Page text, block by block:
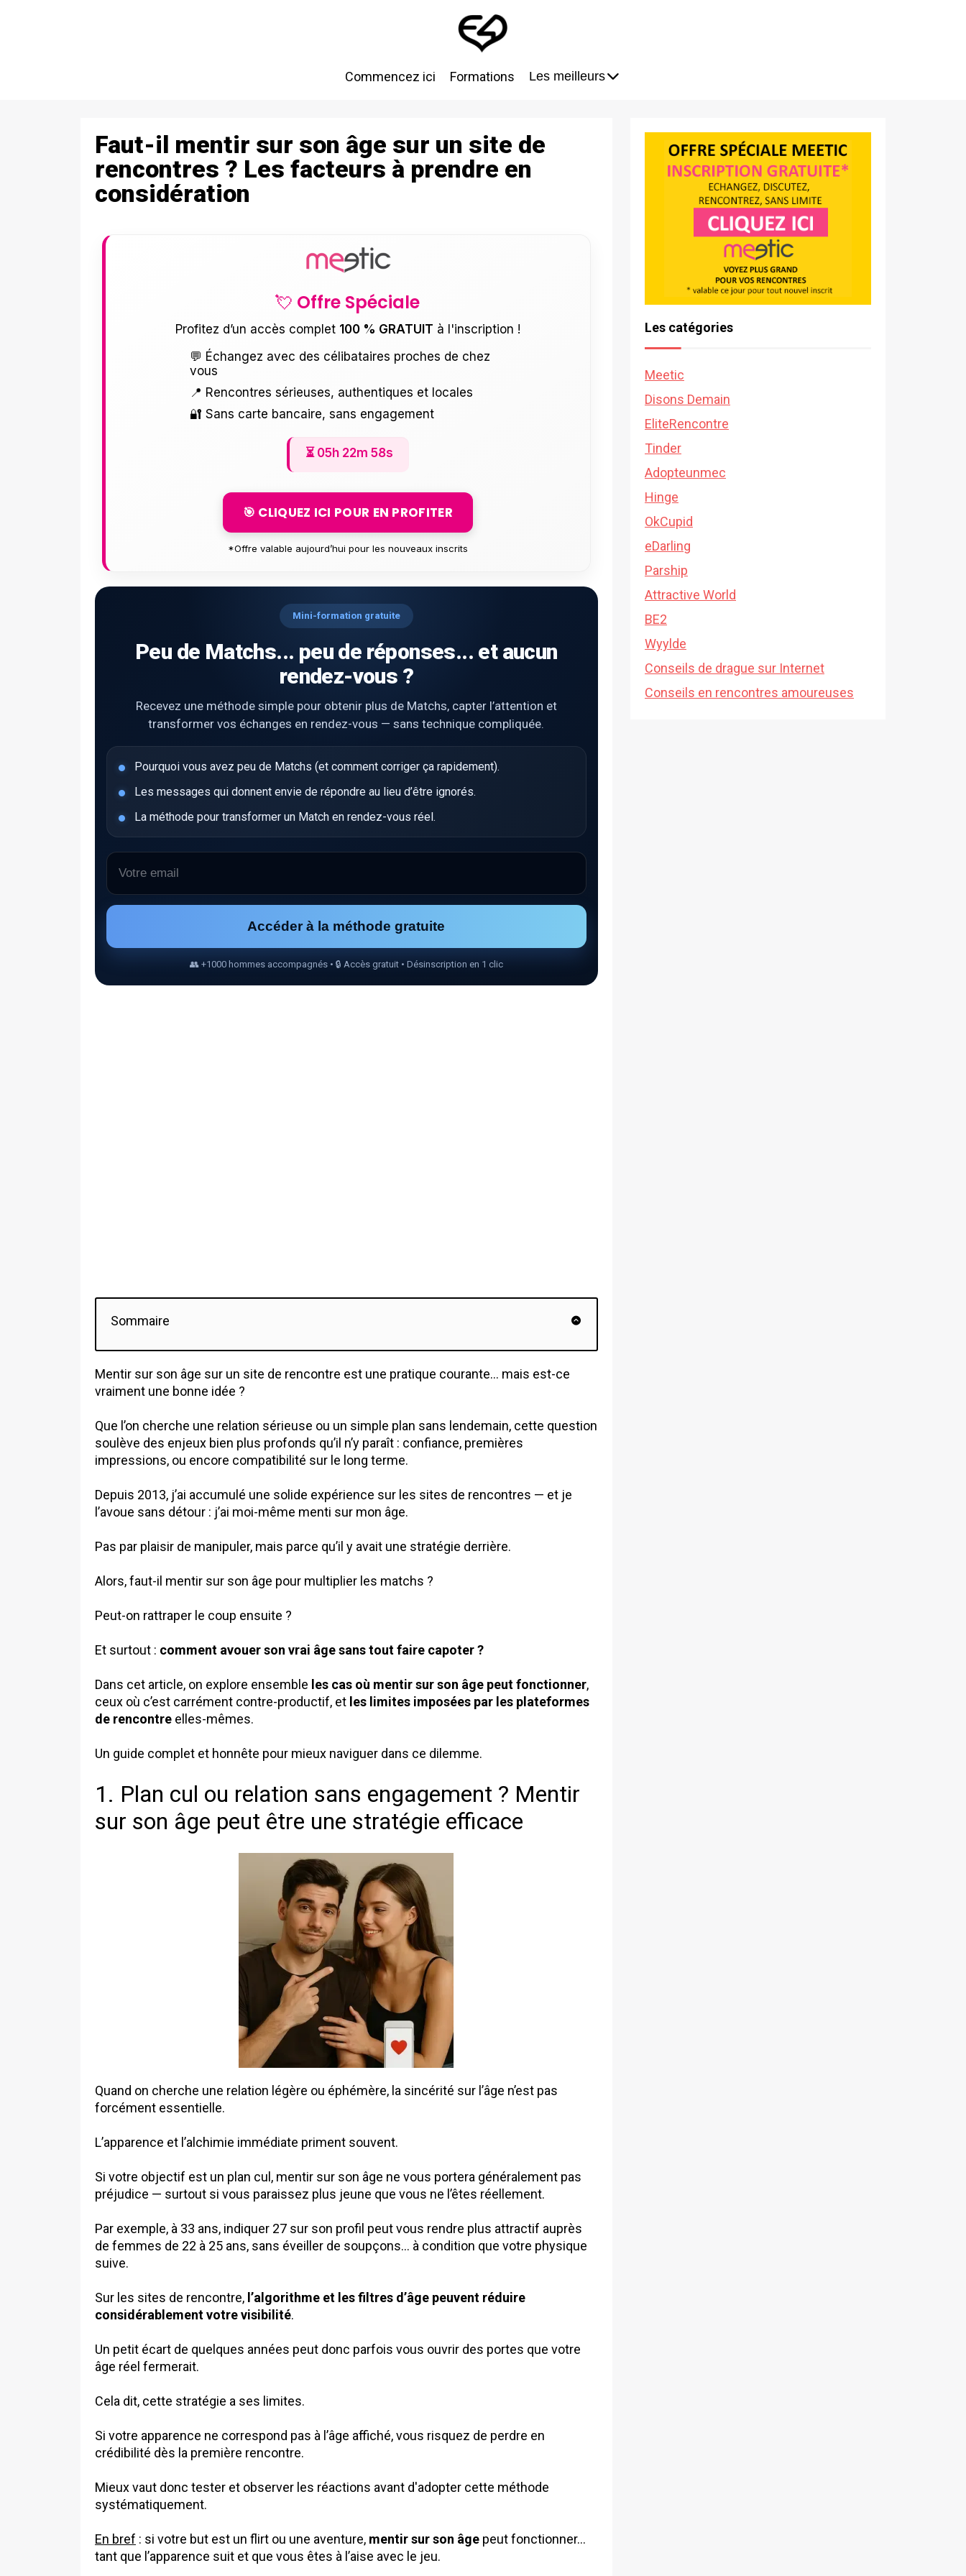
Commencez ici Formations Les meilleurs
Faut-il mentir sur son âge sur un site de
rencontres ? Les facteurs à prendre en
considération
💘 Offre Spéciale
Profitez d’un accès complet 100 % GRATUIT à l'inscription !
💬 Échangez avec des célibataires proches de chez
vous
📍 Rencontres sérieuses, authentiques et locales
🔐 Sans carte bancaire, sans engagement
⏳ 05h 22m 57s
🎯 CLIQUEZ ICI POUR EN PROFITER
*Offre valable aujourd’hui pour les nouveaux inscrits
Mini-formation gratuite
Peu de Matchs... peu de réponses... et aucun
rendez-vous ?
Recevez une méthode simple pour obtenir plus de Matchs, capter l’attention et
transformer vos échanges en rendez-vous — sans technique compliquée.
Pourquoi vous avez peu de Matchs (et comment corriger ça rapidement).
Les messages qui donnent envie de répondre au lieu d’être ignorés.
La méthode pour transformer un Match en rendez-vous réel.
Accéder à la méthode gratuite
👥 +1000 hommes accompagnés • 🔒 Accès gratuit • Désinscription en 1 clic
Sommaire
Mentir sur son âge sur un site de rencontre est une pratique courante… mais est-ce
vraiment une bonne idée ?
Que l’on cherche une relation sérieuse ou un simple plan sans lendemain, cette question
soulève des enjeux bien plus profonds qu’il n’y paraît : confiance, premières
impressions, ou encore compatibilité sur le long terme.
Depuis 2013, j’ai accumulé une solide expérience sur les sites de rencontres — et je
l’avoue sans détour : j’ai moi-même menti sur mon âge.
Pas par plaisir de manipuler, mais parce qu’il y avait une stratégie derrière.
Alors, faut-il mentir sur son âge pour multiplier les matchs ?
Peut-on rattraper le coup ensuite ?
Et surtout : comment avouer son vrai âge sans tout faire capoter ?
Dans cet article, on explore ensemble les cas où mentir sur son âge peut fonctionner,
ceux où c’est carrément contre-productif, et les limites imposées par les plateformes
de rencontre elles-mêmes.
Un guide complet et honnête pour mieux naviguer dans ce dilemme.
1. Plan cul ou relation sans engagement ? Mentir
sur son âge peut être une stratégie efficace
Quand on cherche une relation légère ou éphémère, la sincérité sur l’âge n’est pas
forcément essentielle.
L’apparence et l’alchimie immédiate priment souvent.
Si votre objectif est un plan cul, mentir sur son âge ne vous portera généralement pas
préjudice — surtout si vous paraissez plus jeune que vous ne l’êtes réellement.
Par exemple, à 33 ans, indiquer 27 sur son profil peut vous rendre plus attractif auprès
de femmes de 22 à 25 ans, sans éveiller de soupçons… à condition que votre physique
suive.
Sur les sites de rencontre, l’algorithme et les filtres d’âge peuvent réduire
considérablement votre visibilité.
Un petit écart de quelques années peut donc parfois vous ouvrir des portes que votre
âge réel fermerait.
Cela dit, cette stratégie a ses limites.
Si votre apparence ne correspond pas à l’âge affiché, vous risquez de perdre en
crédibilité dès la première rencontre.
Mieux vaut donc tester et observer les réactions avant d'adopter cette méthode
systématiquement.
En bref : si votre but est un flirt ou une aventure, mentir sur son âge peut fonctionner…
tant que l’apparence suit et que vous êtes à l’aise avec le jeu.
Les catégories
Meetic
Disons Demain
EliteRencontre
Tinder
Adopteunmec
Hinge
OkCupid
eDarling
Parship
Attractive World
BE2
Wyylde
Conseils de drague sur Internet
Conseils en rencontres amoureuses